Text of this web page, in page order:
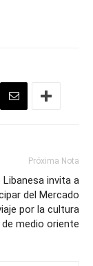
Próxima Nota
Libanesa invita a
del Mercado
por la cultura
de medio oriente